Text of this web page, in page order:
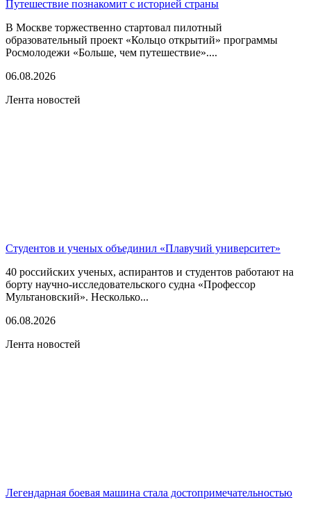
Путешествие познакомит с историей страны
В Москве торжественно стартовал пилотный
образовательный проект «Кольцо открытий» программы
Росмолодежи «Больше, чем путешествие»....
06.08.2026
Лента новостей
Студентов и ученых объединил «Плавучий университет»
40 российских ученых, аспирантов и студентов работают на
борту научно-исследовательского судна «Профессор
Мультановский». Несколько...
06.08.2026
Лента новостей
Легендарная боевая машина стала достопримечательностью